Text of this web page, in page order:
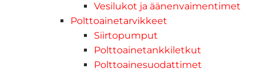
Vesilukot ja äänenvaimentimet
Polttoainetarvikkeet
Siirtopumput
Polttoainetankkiletkut
Polttoainesuodattimet